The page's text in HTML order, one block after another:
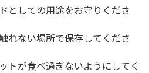
としての用途をお守りくださ
れない場所で保存してくださ
トが食べ過ぎないようにしてく